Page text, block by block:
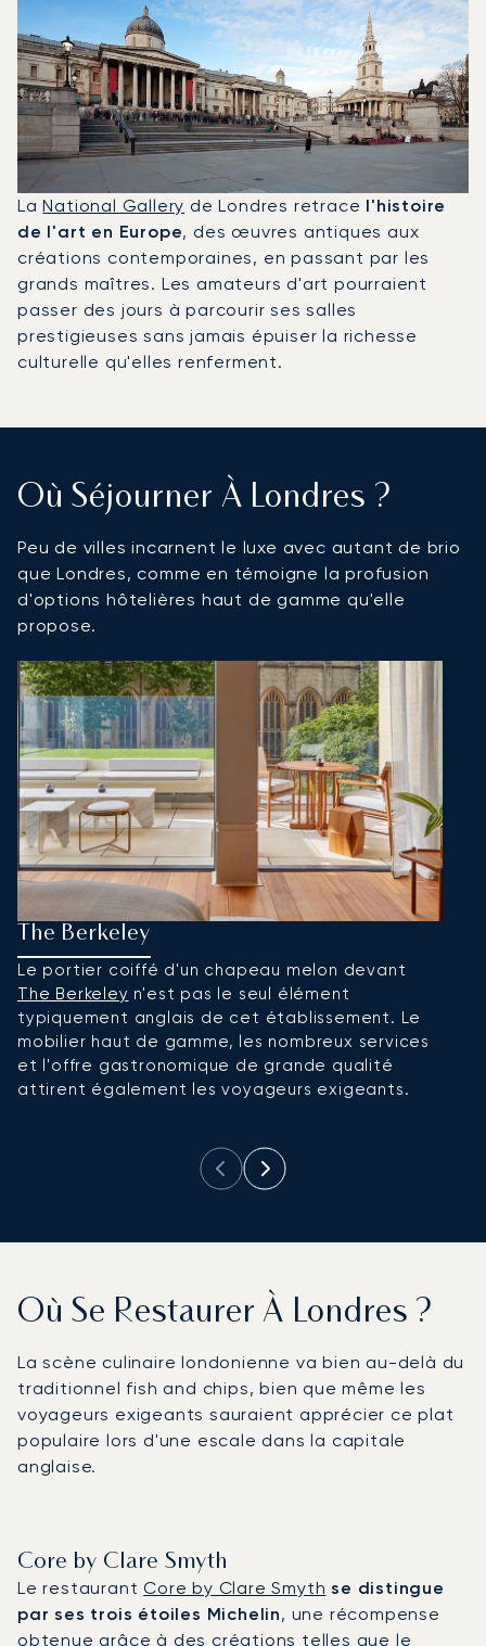
LaNational Gallery de Londres retrace l'histoire
de l'art en Europe, des œuvres antiques aux
créations contemporaines, en passant par les
grands maîtres. Les amateurs d'art pourraient
passer des jours à parcourir ses salles
prestigieuses sans jamais épuiser la richesse
culturelle qu'elles renferment.
Où Séjourner À Londres ?
Peu de villes incarnent le luxe avec autant de brio
que Londres, comme en témoigne la profusion
d'options hôtelières haut de gamme qu'elle
propose.
The Berkeley
Le portier coiffé d'un chapeau melon devant
The Berkeley n'est pas le seul élément
typiquement anglais de cet établissement. Le
mobilier haut de gamme, les nombreux services
et l'offre gastronomique de grande qualité
attirent également les voyageurs exigeants.
Où Se Restaurer À Londres ?
La scène culinaire londonienne va bien au-delà du
traditionnel fish and chips, bien que même les
voyageurs exigeants sauraient apprécier ce plat
populaire lors d'une escale dans la capitale
anglaise.
Core by Clare Smyth
Le restaurantCore by Clare Smyth se distingue
par ses trois étoiles Michelin, une récompense
obtenue grâce à des créations telles que le